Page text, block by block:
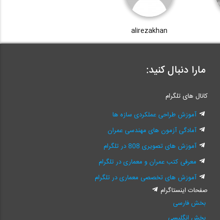
alirezakhan
مارا دنبال کنید:
کانال های تلگرام
آموزش طراحی عملکردی سازه ها
آمادگی آزمون های مهندسی عمران
آموزش های تصویری 808 در تلگرام
معرفی کتب عمران و معماری در تلگرام
آموزش های تخصصی معماری در تلگرام
صفحات اینستاگرام
بخش فارسی